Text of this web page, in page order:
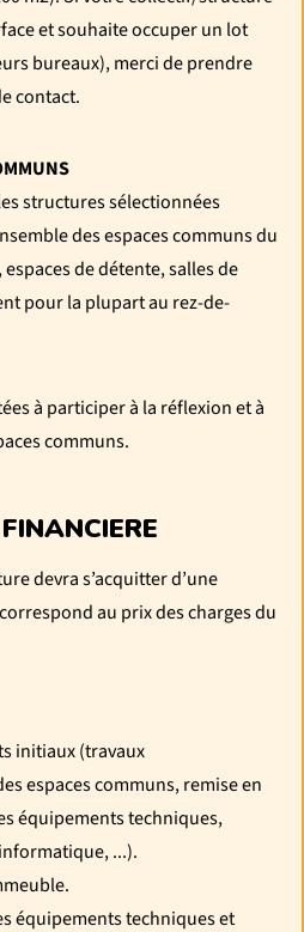
et souhaite occuper un lot
bureaux), merci de prendre
contact.
structures sélectionnées
des espaces communs du
de détente, salles de
pour la plupart au rez-de-
à participer à la réflexion et à
communs.
devra s’acquitter d’une
au prix des charges du
initiaux (travaux
espaces communs, remise en
équipements techniques,
...).
équipements techniques et